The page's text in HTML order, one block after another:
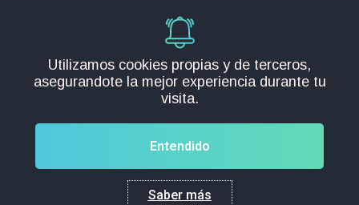
España:+34 91 088 98 91
Chile:+56 225 828 714
reservados.
Utilizamos cookies propias y de terceros,
asegurandote la mejor experiencia durante tu
visita.
Saber más
Entendido